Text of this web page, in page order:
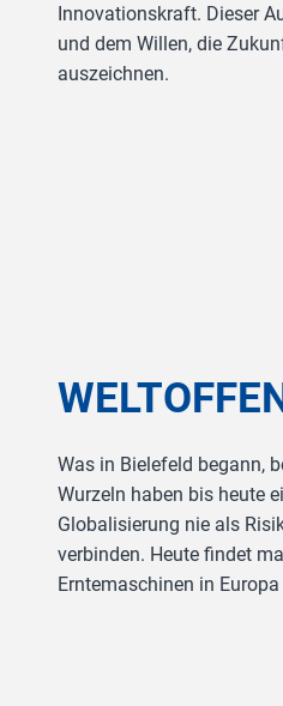
Innovationskraft. Dieser
und dem Willen, die
auszeichnen.
Was in Bielefeld begann,
Wurzeln haben bis heute
Globalisierung nie als
verbinden. Heute findet
Erntemaschinen in